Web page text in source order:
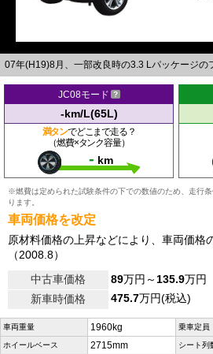
07年(H19)8月、一部改良時の3.3 Lパッケージの
JC08モード
-km/L(65L)
満タンでどこまで走る？
（燃費×タンク容量）
- km
※燃費は定められた試験条件の下での数値のため、走行
ります。
車両価格を改定
原材料価格の上昇などにより、車両価格
（2008.8）
中古車価格
89万円～135.9万円
新車時価格
475.7万円(税込)
車両重量 1960kg 乗車定員
ホイールベース 2715mm シート列